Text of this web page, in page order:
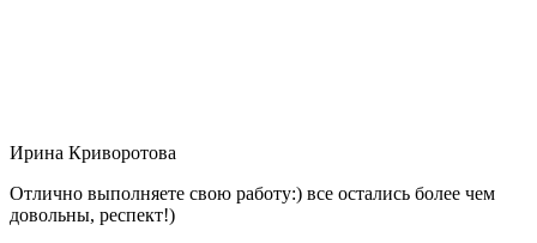
Ирина Криворотова
Отлично выполняете свою работу:) все остались более чем
довольны, респект!)